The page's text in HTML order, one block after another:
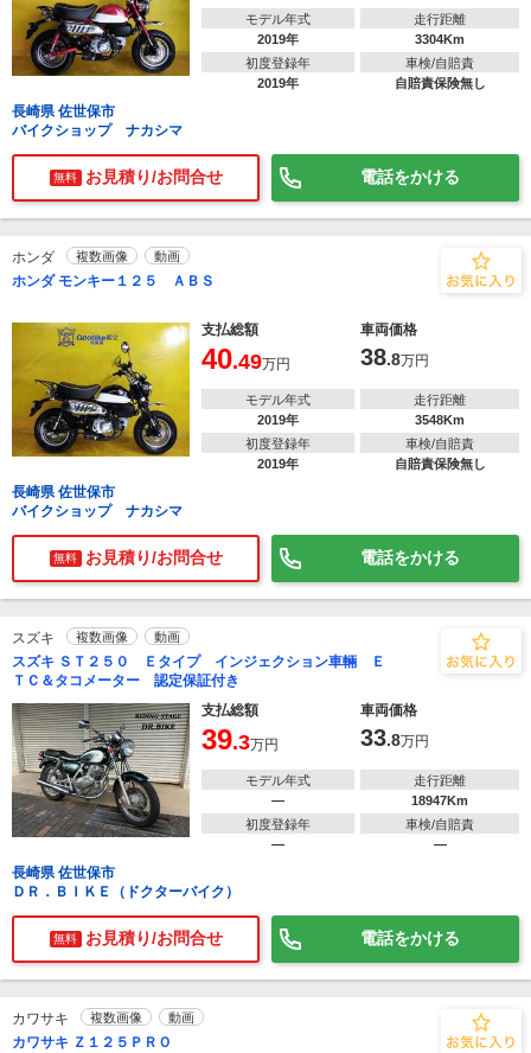
モデル年式
2019年
走行距離
3304Km
初度登録年
2019年
車検/自賠責
自賠責保険無し
長崎県 佐世保市
バイクショップ ナカシマ
無料 お見積り/お問合せ 電話をかける
ホンダ 複数画像 動画
ホンダ モンキー１２５ ＡＢＳ
支払総額 車両価格
40.49万円 38.8万円
モデル年式
2019年
走行距離
3548Km
初度登録年
2019年
車検/自賠責
自賠責保険無し
長崎県 佐世保市
バイクショップ ナカシマ
無料 お見積り/お問合せ 電話をかける
スズキ 複数画像 動画
スズキ ＳＴ２５０ Ｅタイプ インジェクション車輛 Ｅ
ＴＣ＆タコメーター 認定保証付き
支払総額
車両価格
39.3万円 33.8万円
モデル年式
―
走行距離
18947Km
初度登録年
―
車検/自賠責
―
長崎県 佐世保市
ＤＲ．ＢＩＫＥ（ドクターバイク）
無料 お見積り/お問合せ 電話をかける
カワサキ 複数画像 動画
カワサキ Ｚ１２５ＰＲＯ